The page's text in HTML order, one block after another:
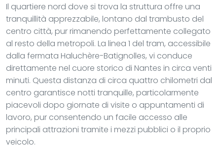
Il quartiere nord dove si trova la struttura offre una
tranquillità apprezzabile, lontano dal trambusto del
centro città, pur rimanendo perfettamente collegato
al resto della metropoli. La linea 1 del tram, accessibile
dalla fermata Haluchère-Batignolles, vi conduce
direttamente nel cuore storico di Nantes in circa venti
minuti. Questa distanza di circa quattro chilometri dal
centro garantisce notti tranquille, particolarmente
piacevoli dopo giornate di visite o appuntamenti di
lavoro, pur consentendo un facile accesso alle
principali attrazioni tramite i mezzi pubblici o il proprio
veicolo.